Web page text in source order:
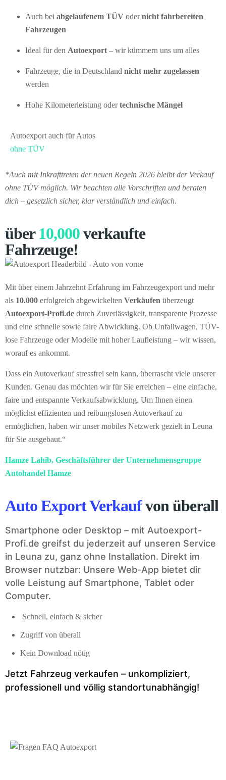
Auch bei abgelaufenem TÜV odernicht fahrbereiten
Fahrzeugen
Ideal für den Autoexport – wir kümmern uns um alles
Fahrzeuge, die in Deutschland nicht mehr zugelassen
werden
Hohe Kilometerleistung odertechnische Mängel
Autoexport auch für Autos
ohne TÜV
*Auch mit Inkrafttreten der neuen Regeln 2026 bleibt der Verkauf
ohne TÜV möglich. Wir beachten alle Vorschriften und beraten
dich – gesetzlich sicher, klar verständlich und einfach.
über10,000verkaufte
Fahrzeuge!
Mit über einem Jahrzehnt Erfahrung im Fahrzeugexport und mehr
als 10.000 erfolgreich abgewickelten Verkäufen überzeugt
Autoexport-Profi.de durch Zuverlässigkeit, transparente Prozesse
und eine schnelle sowie faire Abwicklung. Ob Unfallwagen, TÜV-
lose Fahrzeuge oder Modelle mit hoher Laufleistung – wir wissen,
worauf es ankommt.
Dass ein Autoverkauf stressfrei sein kann, überrascht viele unserer
Kunden. Genau das möchten wir für Sie erreichen – eine einfache,
faire und entspannte Verkaufsabwicklung. Um Ihnen einen
möglichst effizienten und reibungslosen Autoverkauf zu
ermöglichen, haben wir unser mobiles Netzwerk gezielt in Leuna
für Sie ausgebaut.“
Hamze Lahib, Geschäftsführer der Unternehmensgruppe
Autohandel Hamze
Auto Export Verkaufvon überall
Smartphone oder Desktop – mit Autoexport-
Profi.de greifst du jederzeit auf unseren Service
in Leuna zu, ganz ohne Installation. Direkt im
Browser nutzbar: Unsere Web-App bietet dir
volle Leistung auf Smartphone, Tablet oder
Computer.
Schnell, einfach & sicher
Zugriff von überall
Kein Download nötig
Jetzt Fahrzeug verkaufen – unkompliziert,
professionell und völlig standortunabhängig!